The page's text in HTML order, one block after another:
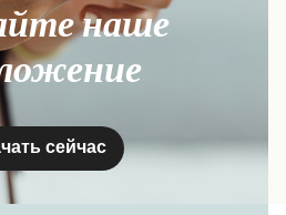
наше
сейчас